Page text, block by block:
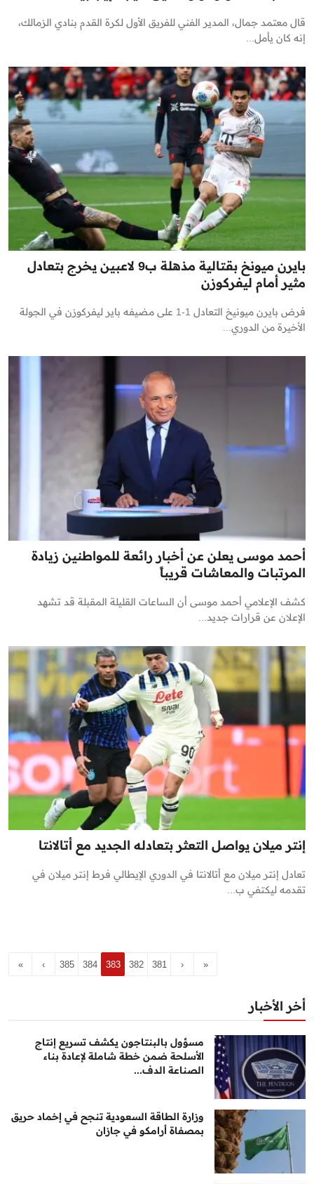
قال معتمد جمال، المدير الفني للفريق الأول لكرة القدم بنادي الزمالك،
إنه كان يأمل...
بايرن ميونخ بقتالية مذهلة ب9 لاعبين يخرج بتعادل
مثير أمام ليفركوزن
فرض بايرن ميونيخ التعادل 1-1 على مضيفه باير ليفركوزن في الجولة
الأخيرة من الدوري...
أحمد موسى يعلن عن أخبار رائعة للمواطنين زيادة
المرتبات والمعاشات قريباً
كشف الإعلامي أحمد موسى أن الساعات القليلة المقبلة قد تشهد
الإعلان عن قرارات جديد...
إنتر ميلان يواصل التعثر بتعادله الجديد مع أتالانتا
تعادل إنتر ميلان مع أتالانتا في الدوري الإيطالي فرط إنتر ميلان في
تقدمه ليكتفي ب...
«
‹
381
382
383
384
385
›
»
أخر الأخبار
مسؤول بالبنتاجون يكشف تسريع إنتاج
الأسلحة ضمن خطة شاملة لإعادة بناء
الصناعة الدف...
وزارة الطاقة السعودية تنجح في إخماد حريق
بمصفاة أرامكو في جازان